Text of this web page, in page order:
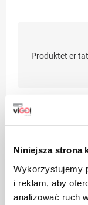
Niniejsza strona
Wykorzystujemy
i reklam, aby
analizować ruch
Produktet er
ikke